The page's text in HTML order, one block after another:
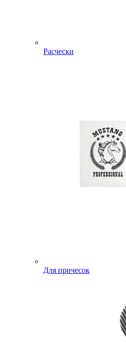
Расчески
Для причесок